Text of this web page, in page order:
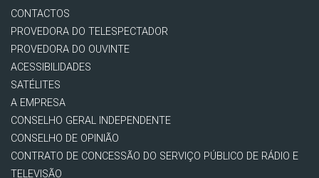
CONTACTOS
PROVEDORA DO TELESPECTADOR
PROVEDORA DO OUVINTE
ACESSIBILIDADES
SATÉLITES
A EMPRESA
CONSELHO GERAL INDEPENDENTE
CONSELHO DE OPINIÃO
CONTRATO DE CONCESSÃO DO SERVIÇO PÚBLICO DE RÁDIO E
TELEVISÃO